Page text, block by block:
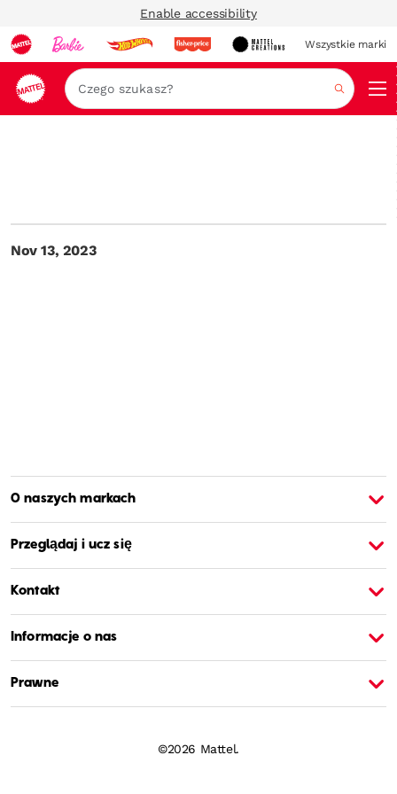
Enable accessibility
Wszystkie marki
Szukaj
Nov 13, 2023
O naszych markach
Przeglądaj i ucz się
Kontakt
Informacje o nas
Prawne
©2026 Mattel.